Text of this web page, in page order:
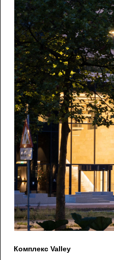
Комплекс Valley